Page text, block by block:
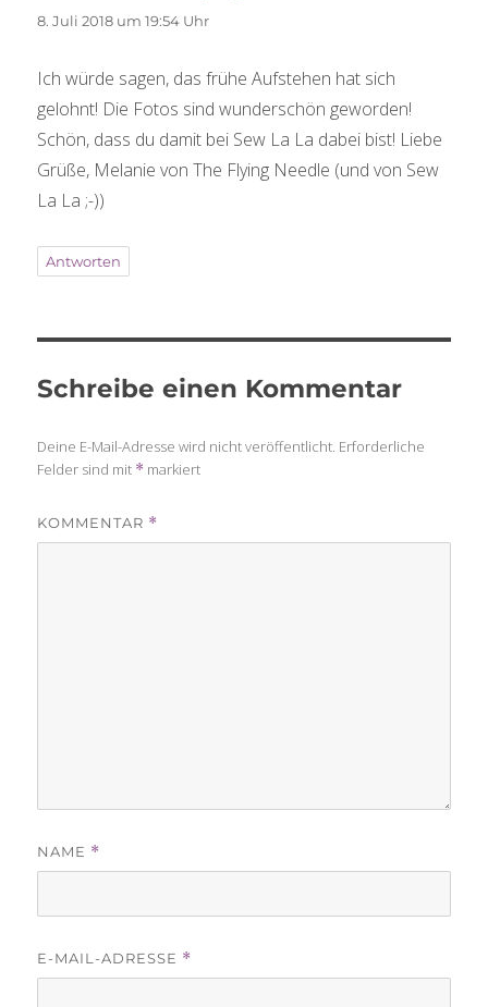
8. Juli 2018 um 19:54 Uhr
Ich würde sagen, das frühe Aufstehen hat sich
gelohnt! Die Fotos sind wunderschön geworden!
Schön, dass du damit bei Sew La La dabei bist! Liebe
Grüße, Melanie von The Flying Needle (und von Sew
La La ;-))
Antworten
Schreibe einen Kommentar
Deine E-Mail-Adresse wird nicht veröffentlicht. Erforderliche
Felder sind mit * markiert
KOMMENTAR *
NAME *
E-MAIL-ADRESSE *